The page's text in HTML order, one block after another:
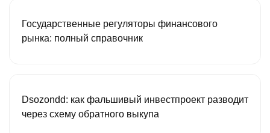
Государственные регуляторы финансового
рынка: полный справочник
Dsozondd: как фальшивый инвестпроект разводит
через схему обратного выкупа